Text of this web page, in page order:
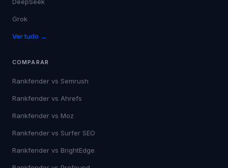
DeepSeek
Grok
Ver tudo →
COMPARAR
Rankfender vs Semrush
Rankfender vs Ahrefs
Rankfender vs Moz
Rankfender vs Surfer SEO
Rankfender vs BrightEdge